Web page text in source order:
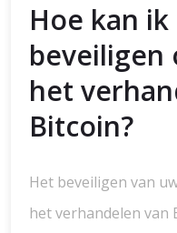
Hoe kan
beveiligen
het
Bitcoin?
Het beveiligen van
het verhandelen van